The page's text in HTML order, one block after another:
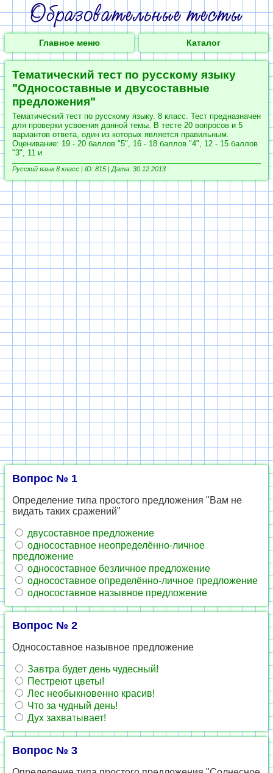
Главное меню Каталог
Тематический тест по русскому языку
"Односоставные и двусоставные
предложения"
Тематический тест по русскому языку. 8 класс. Тест предназначен
для проверки усвоения данной темы. В тесте 20 вопросов и 5
вариантов ответа, один из которых является правильным.
Оценивание: 19 - 20 баллов "5", 16 - 18 баллов "4", 12 - 15 баллов
"3", 11 и
Русский язык 8 класс | ID: 815 | Дата: 30.12.2013
Вопрос № 1
Определение типа простого предложения "Вам не
видать таких сражений"
двусоставное предложение
односоставное неопределённо-личное
предложение
односоставное безличное предложение
односоставное определённо-личное предложение
односоставное назывное предложение
Вопрос № 2
Односоставное назывное предложение
Завтра будет день чудесный!
Пестреют цветы!
Лес необыкновенно красив!
Что за чудный день!
Дух захватывает!
Вопрос № 3